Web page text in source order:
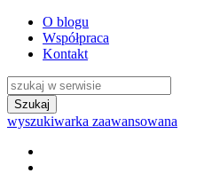
O blogu
Współpraca
Kontakt
wyszukiwarka zaawansowana